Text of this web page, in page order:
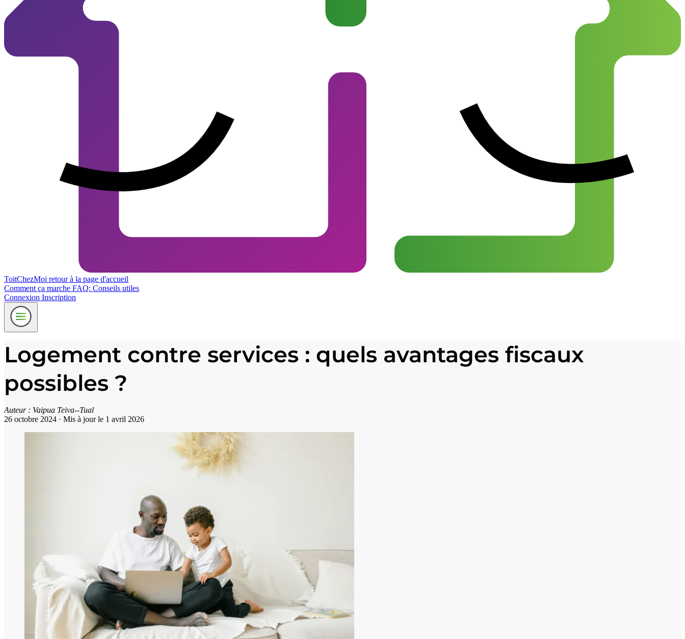
ToitChezMoi retour à la page d'accueil
Comment ça marche FAQ: Conseils utiles
Connexion Inscription
Logement contre services : quels avantages fiscaux
possibles ?
Auteur : Vaipua Teiva--Tual
26 octobre 2024 · Mis à jour le 1 avril 2026